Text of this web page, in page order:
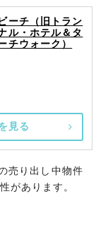
ーチ（旧トラン
ル・ホテル＆タ
チウォーク）
見る
売り出し中物件
があります。